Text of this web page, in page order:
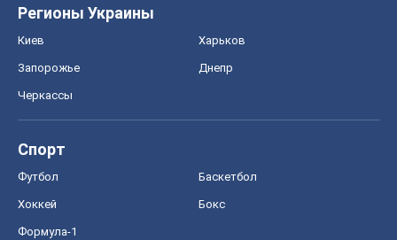
Регионы Украины
Киев Харьков
Запорожье Днепр
Черкассы
Спорт
Футбол Баскетбол
Хоккей Бокс
Формула-1